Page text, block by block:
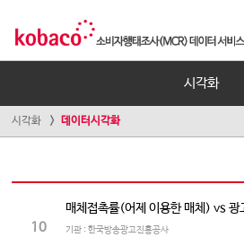
시각화
시각화 데이터시각화
10 기관 : 한국방송광고진흥공사